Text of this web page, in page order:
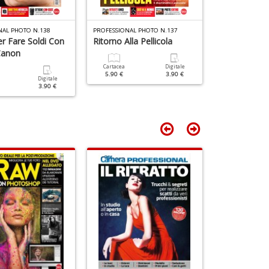
PHOTO N.138
Fare Soldi Con
Digitale
3.90 €
PROFESSIONAL PHOTO N.137
Ritorno Alla Pellicola
Cartacea
5.90 €
Digitale
3.90 €